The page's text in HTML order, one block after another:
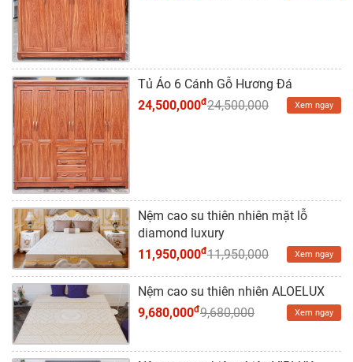
Liên
Hệ
Tủ Áo 6 Cánh Gỗ Hương Đá
24,500,000đ24,500,000 Xem ngay
Nệm cao su thiên nhiên mặt lỗ
diamond luxury
11,950,000đ11,950,000 Xem ngay
Nệm cao su thiên nhiên ALOELUX
9,680,000đ9,680,000 Xem ngay